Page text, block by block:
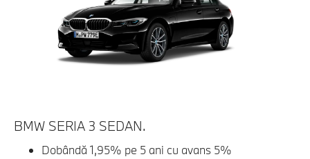
BMW SERIA 3 SEDAN.
Dobândă 1,95% pe 5 ani cu avans 5%